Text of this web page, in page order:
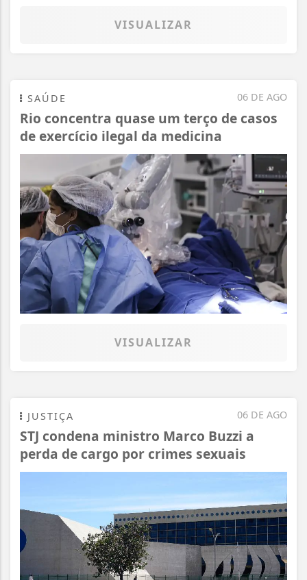
VISUALIZAR
06 DE AGO
SAÚDE
Rio concentra quase um terço de casos
de exercício ilegal da medicina
VISUALIZAR
06 DE AGO
JUSTIÇA
STJ condena ministro Marco Buzzi a
perda de cargo por crimes sexuais